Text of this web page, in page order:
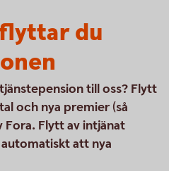
flyttar du
till oss? Flytt
och nya premier (så
Fora. Flytt av intjänat
att nya